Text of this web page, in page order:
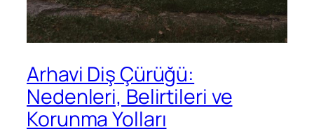
Arhavi Diş Çürüğü:
Nedenleri, Belirtileri ve
Korunma Yolları